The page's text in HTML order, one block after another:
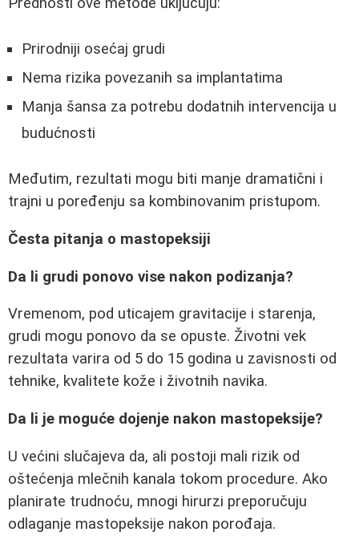
Prirodniji osećaj grudi
Nema rizika povezanih sa implantatima
Manja šansa za potrebu dodatnih intervencija u
budućnosti
Međutim, rezultati mogu biti manje dramatični i
trajni u poređenju sa kombinovanim pristupom.
Česta pitanja o mastopeksiji
Da li grudi ponovo vise nakon podizanja?
Vremenom, pod uticajem gravitacije i starenja,
grudi mogu ponovo da se opuste. Životni vek
rezultata varira od 5 do 15 godina u zavisnosti od
tehnike, kvalitete kože i životnih navika.
Da li je moguće dojenje nakon mastopeksije?
U većini slučajeva da, ali postoji mali rizik od
oštećenja mlečnih kanala tokom procedure. Ako
planirate trudnoću, mnogi hirurzi preporučuju
odlaganje mastopeksije nakon porođaja.